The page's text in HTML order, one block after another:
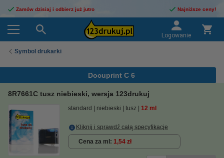
Zamów dzisiaj i odbierz już jutro Najniższe ceny!
Logowanie
Symbol drukarki
Docuprint C 6
8R7661C tusz niebieski, wersja 123drukuj
standard niebieski tusz 12 ml
Kliknij i sprawdź całą specyfikacje
Cena za ml 1,54 zł